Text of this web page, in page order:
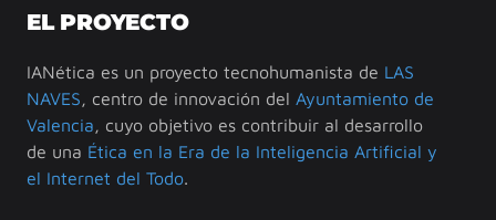
EL PROYECTO
IANética es un proyecto tecnohumanista de LAS
NAVES, centro de innovación del Ayuntamiento de
Valencia, cuyo objetivo es contribuir al desarrollo
de una Ética en la Era de la Inteligencia Artificial y
el Internet del Todo.